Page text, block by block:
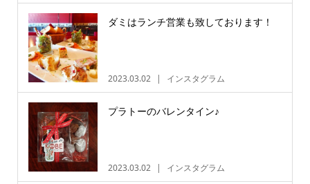
ダミはランチ営業も致しております！
2023.03.02 インスタグラム
プラトーのバレンタイン♪
2023.03.02 インスタグラム